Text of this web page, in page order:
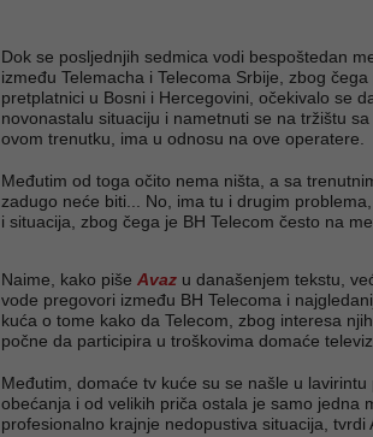
Dok se posljednjih sedmica vodi bespoštedan
između Telemacha i Telecoma Srbije, zbog
pretplatnici u Bosni i Hercegovini, očekivalo se
novonastalu situaciju i nametnuti se na tržištu
ovom trenutku, ima u odnosu na ove operatere.
Međutim od toga očito nema ništa, a sa
zadugo neće biti... No, ima tu i drugim
i situacija, zbog čega je BH Telecom često na
Naime, kako piše Avaz u današenjem tekstu,
vode pregovori između BH Telecoma i
kuća o tome kako da Telecom, zbog interesa
počne da participira u troškovima domaće
Međutim, domaće tv kuće su se našle u lavirintu
obećanja i od velikih priča ostala je samo jedna
profesionalno krajnje nedopustiva situacija, tvrdi